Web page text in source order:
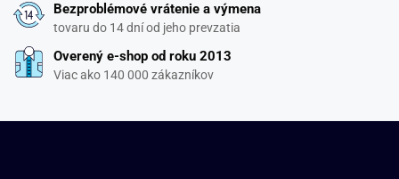
Bezproblémové vrátenie a výmena
tovaru do 14 dní od jeho prevzatia
Overený e-shop od roku 2013
Viac ako 140 000 zákazníkov